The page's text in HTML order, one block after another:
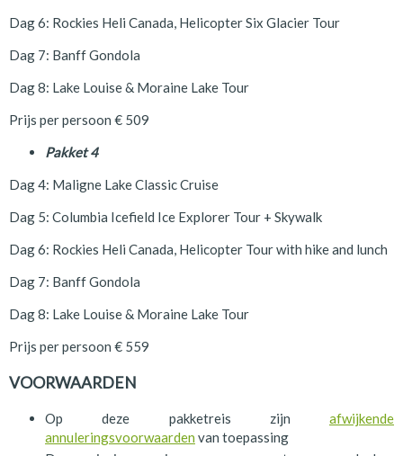
Dag 6: Rockies Heli Canada, Helicopter Six Glacier Tour
Dag 7: Banff Gondola
Dag 8: Lake Louise & Moraine Lake Tour
Prijs per persoon € 509
Pakket 4
Dag 4: Maligne Lake Classic Cruise
Dag 5: Columbia Icefield Ice Explorer Tour + Skywalk
Dag 6: Rockies Heli Canada, Helicopter Tour with hike and lunch
Dag 7: Banff Gondola
Dag 8: Lake Louise & Moraine Lake Tour
Prijs per persoon € 559
VOORWAARDEN
Op deze pakketreis zijn afwijkende
annuleringsvoorwaarden van toepassing